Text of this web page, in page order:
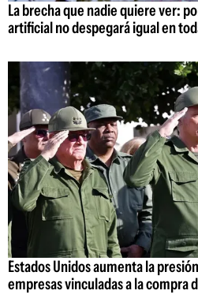
La brecha que nadie quiere ver:
artificial no despegará igual en
Estados Unidos aumenta la
empresas vinculadas a la compra